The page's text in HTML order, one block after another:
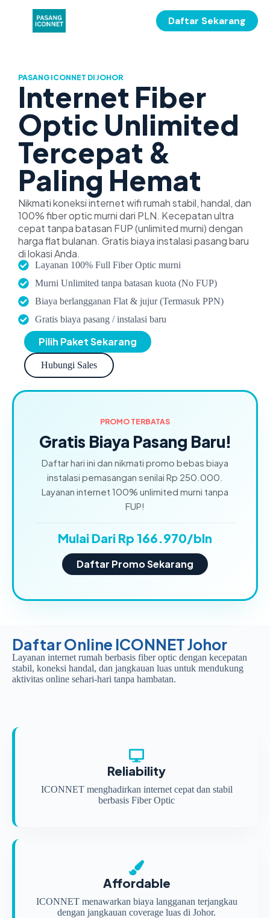
Daftar Sekarang
PASANG ICONNET DI JOHOR
Internet Fiber
Optic Unlimited
Tercepat &
Paling Hemat
Nikmati koneksi internet wifi rumah stabil, handal, dan
100% fiber optic murni dari PLN. Kecepatan ultra
cepat tanpa batasan FUP (unlimited murni) dengan
harga flat bulanan. Gratis biaya instalasi pasang baru
di lokasi Anda.
Layanan 100% Full Fiber Optic murni
Murni Unlimited tanpa batasan kuota (No FUP)
Biaya berlangganan Flat & jujur (Termasuk PPN)
Gratis biaya pasang / instalasi baru
Pilih Paket Sekarang
Hubungi Sales
PROMO TERBATAS
Gratis Biaya Pasang Baru!
Daftar hari ini dan nikmati promo bebas biaya
instalasi pemasangan senilai Rp 250.000.
Layanan internet 100% unlimited murni tanpa
FUP!
Mulai Dari Rp 166.970/bln
Daftar Promo Sekarang
Daftar Online ICONNET Johor
Layanan internet rumah berbasis fiber optic dengan kecepatan
stabil, koneksi handal, dan jangkauan luas untuk mendukung
aktivitas online sehari-hari tanpa hambatan.
Reliability
ICONNET menghadirkan internet cepat dan stabil
berbasis Fiber Optic
Affordable
ICONNET menawarkan biaya langganan terjangkau
dengan jangkauan coverage luas di Johor.